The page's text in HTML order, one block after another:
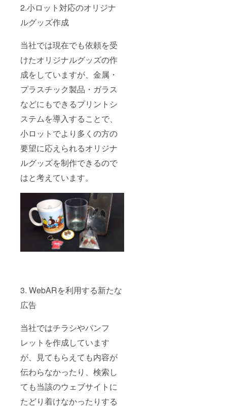
2.小ロット対応のオリジナ
ルグッズ作成
当社では現在でも依頼を受
けたオリジナルグッズの作
成をしていますが、金属・
プラスチック製品・ガラス
などにもできるプリントシ
ステムを導入することで、
小ロットでより多くの方の
要望に応えられるオリジナ
ルグッズを制作できるので
はと考えています。
3. WebARを利用する新たな
広告
当社ではチラシやパンフ
レットを作成しています
が、見てもらえても内容が
伝わらなかったり、検索し
ても当該のウェブサイトに
たどり着けなかったりする